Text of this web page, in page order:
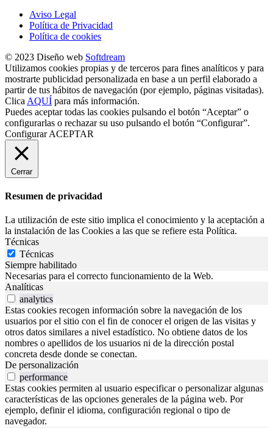
Aviso Legal
Política de Privacidad
Política de cookies
© 2023 Diseño web Softdream
Utilizamos cookies propias y de terceros para fines analíticos y para
mostrarte publicidad personalizada en base a un perfil elaborado a
partir de tus hábitos de navegación (por ejemplo, páginas visitadas).
Clica AQUÍ para más información.
Puedes aceptar todas las cookies pulsando el botón “Aceptar” o
configurarlas o rechazar su uso pulsando el botón “Configurar”.
Configurar ACEPTAR
Cerrar
Resumen de privacidad
La utilización de este sitio implica el conocimiento y la aceptación a
la instalación de las Cookies a las que se refiere esta Política.
Técnicas
Técnicas
Siempre habilitado
Necesarias para el correcto funcionamiento de la Web.
Analíticas
analytics
Estas cookies recogen información sobre la navegación de los
usuarios por el sitio con el fin de conocer el origen de las visitas y
otros datos similares a nivel estadístico. No obtiene datos de los
nombres o apellidos de los usuarios ni de la dirección postal
concreta desde donde se conectan.
De personalización
performance
Estas cookies permiten al usuario especificar o personalizar algunas
características de las opciones generales de la página web. Por
ejemplo, definir el idioma, configuración regional o tipo de
navegador.